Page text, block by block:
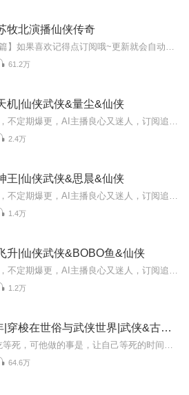
牧北演播仙侠传奇
61.2万
机|仙侠武侠&量尘&仙侠
2.4万
王|仙侠武侠&思晨&仙侠
1.4万
升|仙侠武侠&BOBO鱼&仙侠
1.2万
道门五千年|穿梭在世俗与武侠世界|武侠&古风&仙侠|多播
64.6万